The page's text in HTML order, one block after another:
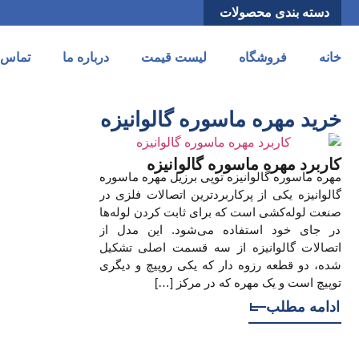
دسته بندی محصولات
خانه فروشگاه لیست قیمت درباره ما تماس
خرید مهره ماسوره گالوانیزه
کاربرد مهره ماسوره گالوانیزه
مهره ماسوره گالوانیزه توپی برزیل مهره ماسوره
گالوانیزه یکی از پرکاربردترین اتصالات فلزی در
صنعت لوله‌کشی است که برای ثابت کردن لوله‌ها
در جای خود استفاده می‌شود. این مدل از
اتصالات گالوانیزه از سه قسمت اصلی تشکیل
شده، دو قطعه رزوه دار که یکی روپیچ و دیگری
توپیچ است و یک مهره که در مرکز […]
ادامه مطلب